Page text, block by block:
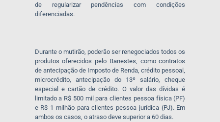
de regularizar pendências com condições
diferenciadas.
Durante o mutirão, poderão ser renegociados todos os
produtos oferecidos pelo Banestes, como contratos
de antecipação de Imposto de Renda, crédito pessoal,
microcrédito, antecipação do 13º salário, cheque
especial e cartão de crédito. O valor das dívidas é
limitado a R$ 500 mil para clientes pessoa física (PF)
e R$ 1 milhão para clientes pessoa jurídica (PJ). Em
ambos os casos, o atraso deve superior a 60 dias.